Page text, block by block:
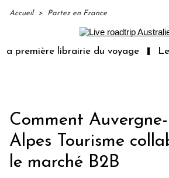
Accueil > Partez en France
librairie du voyage Le groupe
Comment
Alpes Tourisme
le marché B2B